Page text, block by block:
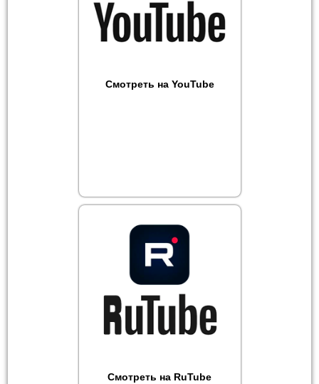
Смотреть на YouTube
Смотреть на RuTube